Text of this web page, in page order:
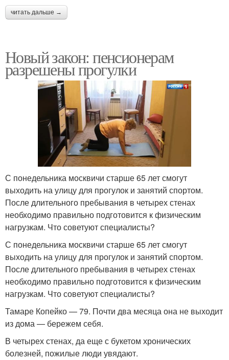
читать дальше →
Новый закон: пенсионерам
разрешены прогулки
С понедельника москвичи старше 65 лет смогут
выходить на улицу для прогулок и занятий спортом.
После длительного пребывания в четырех стенах
необходимо правильно подготовится к физическим
нагрузкам. Что советуют специалисты?
С понедельника москвичи старше 65 лет смогут
выходить на улицу для прогулок и занятий спортом.
После длительного пребывания в четырех стенах
необходимо правильно подготовится к физическим
нагрузкам. Что советуют специалисты?
Тамаре Копейко — 79. Почти два месяца она не выходит
из дома — бережем себя.
В четырех стенах, да еще с букетом хронических
болезней, пожилые люди увядают.